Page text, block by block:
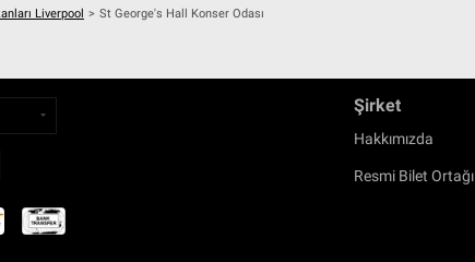
Liverpool > St George's Hall Konser Odası
Şirket
Hakkımızda
Resmi Bilet Ortağı